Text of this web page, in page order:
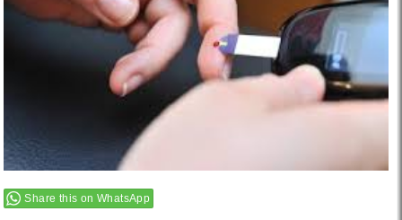
Share this on WhatsApp